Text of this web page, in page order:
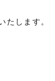
たします。